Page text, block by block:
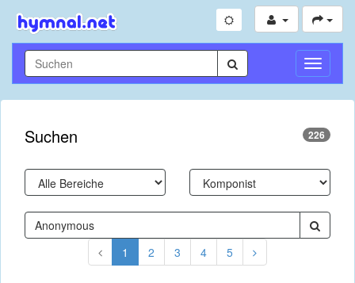
Suchen 226
1 2 3 4 5